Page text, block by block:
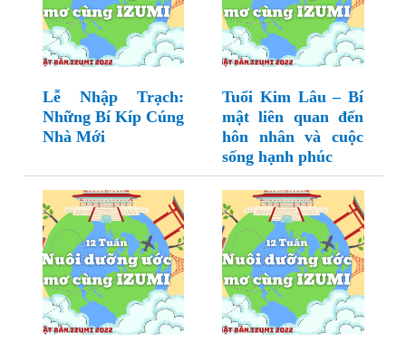
Lễ Nhập Trạch:
Những Bí Kíp Cúng
Nhà Mới
Tuổi Kim Lâu – Bí
mật liên quan đến
hôn nhân và cuộc
sống hạnh phúc